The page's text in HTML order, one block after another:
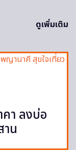
ดูเพิ่มเติม
คา ลงบ่อ
น